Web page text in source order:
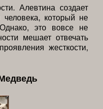
Алевтина создает
человека, который не
это вовсе не
мешает отвечать
жесткости,